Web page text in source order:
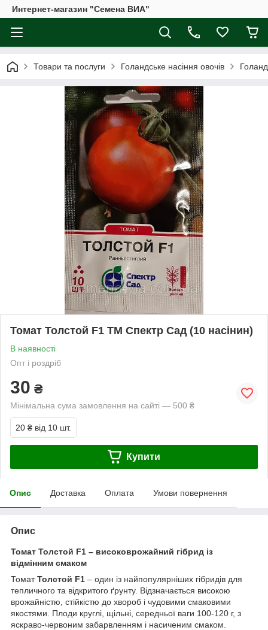
Интернет-магазин "Семена ВИА"
Товари та послуги Голандське насіння овочів
Томат Толстой F1 ТМ Спектр Сад (10 насінин)
В наявності
Опт і роздріб
30 ₴
Мінімальна сума замовлення на сайті — 500 ₴
20 ₴ від 10 шт.
Купити
Опис Доставка Оплата Умови повернення
Опис
Томат Толстой F1 – високоврожайний гібрид із
відмінним смаком
ТоматТолстой F1 – один із найпопулярніших гібридів для
тепличного та відкритого ґрунту. Відзначається високою
врожайністю, стійкістю до хвороб і чудовими смаковими
якостями. Плоди круглі, щільні, середньої ваги 100-120 г, з
яскраво-червоним забарвленням і насиченим смаком.